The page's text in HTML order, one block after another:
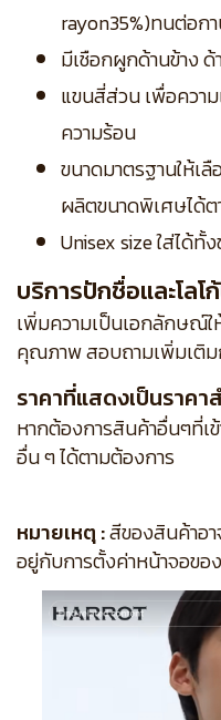
rayon35%)ทนต่อกา
มีเชือกผูกด้านข้าง
แขนสี่ส่วน เพื่อควา
ความร้อน
ขนาดมาตรฐานให้เ
ผลิตขนาดพิเศษได้
Unisex size ใส่ได้ทั้
บริการปักชื่อและโลโ
เพิ่มความเป็นเอกลักษณ์
คุณภาพ สอบถามเพิ่มเติม
ราคาที่แสดงเป็นราคา
หากต้องการสินค้าอื่นๆที่เ
อื่น ๆ ได้ตามต้องการ
หมายเหตุ :สีของสินค้าอ
อยู่กับการตั้งค่าหน้าจอขอ